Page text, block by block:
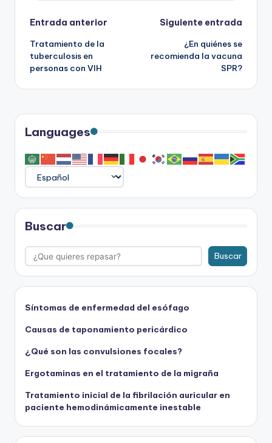
Navegación
de
entradas
Entrada anterior
Tratamiento de la
tuberculosis en
personas con VIH
Siguiente entrada
¿En quiénes se
recomienda la vacuna
SPR?
Languages
Buscar
Buscar
Síntomas de enfermedad del esófago
Causas de taponamiento pericárdico
¿Qué son las convulsiones focales?
Ergotaminas en el tratamiento de la migraña
Tratamiento inicial de la fibrilación auricular en
paciente hemodinámicamente inestable